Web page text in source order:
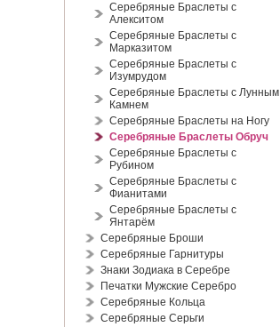
Серебряные Браслеты с
Алекситом
Серебряные Браслеты с
Марказитом
Серебряные Браслеты с
Изумрудом
Серебряные Браслеты с Лунным
Камнем
Серебряные Браслеты на Ногу
Серебряные Браслеты Обруч
Серебряные Браслеты с
Рубином
Серебряные Браслеты с
Фианитами
Серебряные Браслеты с
Янтарём
Серебряные Броши
Серебряные Гарнитуры
Знаки Зодиака в Серебре
Печатки Мужские Серебро
Серебряные Кольца
Серебряные Серьги